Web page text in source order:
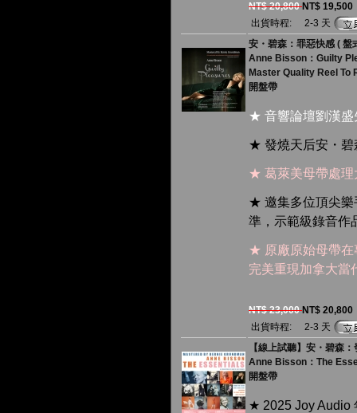
NT$ 20,800NT$ 19,500
出貨時程:
2-3 天
安・碧森：罪惡快感 ( 盤
Anne Bisson：Guilty
Master Quality Reel To
開盤帶
★ 音響論壇劉漢盛
★ 發燒天后安・碧
★ 葛萊美母帶處理
★ 邀集多位頂尖樂
準，示範級錄音作
★ 原廠原始母帶在
完美重現加拿大當
NT$ 23,000NT$ 20,800
出貨時程:
2-3 天
【線上試聽】安・碧森
Anne Bisson：The
開盤帶
★ 2025 Joy Audio